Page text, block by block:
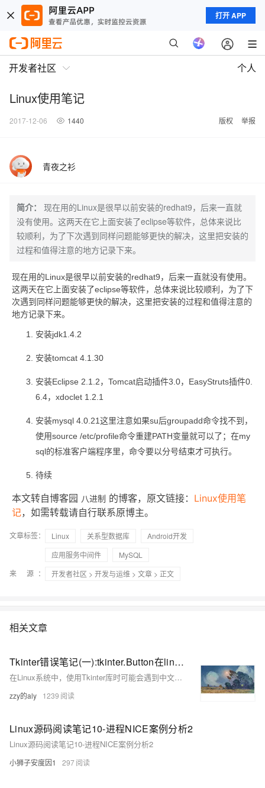
打开 APP
开发者社区 个人
Linux使用笔记
2017-12-06 1440 版权 举报
青夜之衫
简介：
现在用的Linux是很早以前安装的redhat9，后来一直就
没有使用。这两天在它上面安装了eclipse等软件，总体来说比
较顺利，为了下次遇到同样问题能够更快的解决，这里把安装的
过程和值得注意的地方记录下来。
现在用的Linux是很早以前安装的redhat9，后来一直就没有使用。
这两天在它上面安装了eclipse等软件，总体来说比较顺利，为了下
次遇到同样问题能够更快的解决，这里把安装的过程和值得注意的
地方记录下来。
安装jdk1.4.2
安装tomcat 4.1.30
安装Eclipse 2.1.2，Tomcat启动插件3.0，EasyStruts插件0.
6.4，xdoclet 1.2.1
安装mysql 4.0.21这里注意如果su后groupadd命令找不到，
使用source /etc/profile命令重建PATH变量就可以了；在my
sql的标准客户端程序里，命令要以分号结束才可执行。
待续
本文转自博客园 八进制 的博客，原文链接： Linux使用笔
记，如需转载请自行联系原博主。
文章标签： Linux 关系型数据库
Android开发
应用服务中间件
MySQL
来 源：
开发者社区 > 开发与运维 > 文章 > 正文
相关文章
Tkinter错误笔记(一):tkinter.Button在linux下出现乱码
在Linux系统中，使用Tkinter库时可能会遇到中文显示乱码的问题，这通常是由于字体支持问题导致的，可以通过更换支持中文的字体来解决。
zzy的aly 1239
Linux源码阅读笔记10-进程NICE案例分析2
Linux源码阅读笔记10-进程NICE案例分析2
小狮子安度因1 297